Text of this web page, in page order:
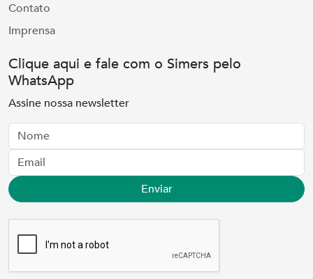
Contato
Imprensa
Clique aqui e fale com o Simers pelo
WhatsApp
Assine nossa newsletter
Nome
Email
Enviar